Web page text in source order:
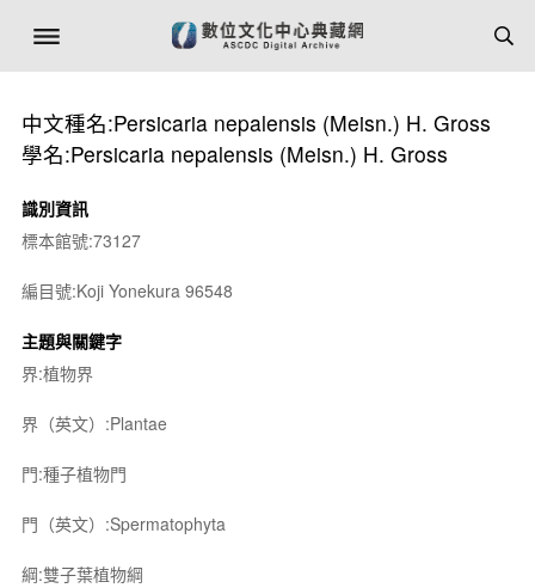
中文種名:Persicaria nepalensis (Meisn.) H. Gross
學名:Persicaria nepalensis (Meisn.) H. Gross
識別資訊
標本館號:73127
編目號:Koji Yonekura 96548
主題與關鍵字
界:植物界
界（英文）:Plantae
門:種子植物門
門（英文）:Spermatophyta
綱:雙子葉植物綱